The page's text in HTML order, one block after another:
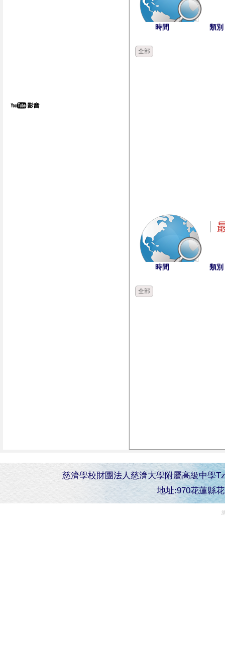
時間 類別
全部
時間 類別
全部
慈濟學校財團法人慈濟大學附屬高級中學
地址:970花蓮縣